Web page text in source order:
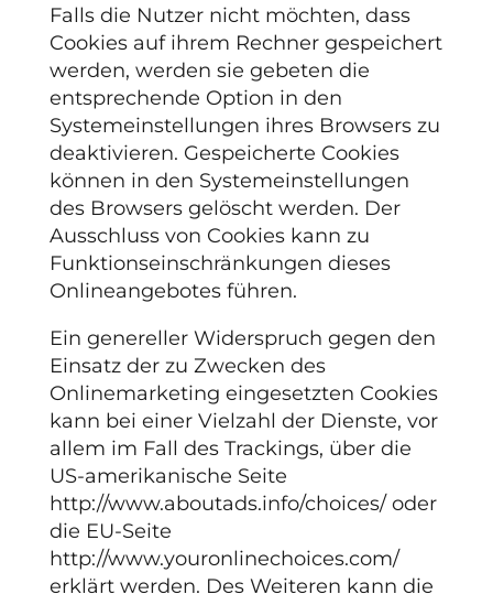
Falls die Nutzer nicht möchten, dass
Cookies auf ihrem Rechner gespeichert
werden, werden sie gebeten die
entsprechende Option in den
Systemeinstellungen ihres Browsers zu
deaktivieren. Gespeicherte Cookies
können in den Systemeinstellungen
des Browsers gelöscht werden. Der
Ausschluss von Cookies kann zu
Funktionseinschränkungen dieses
Onlineangebotes führen.
Ein genereller Widerspruch gegen den
Einsatz der zu Zwecken des
Onlinemarketing eingesetzten Cookies
kann bei einer Vielzahl der Dienste, vor
allem im Fall des Trackings, über die
US-amerikanische Seite
http://www.aboutads.info/choices/ oder
die EU-Seite
http://www.youronlinechoices.com/
erklärt werden. Des Weiteren kann die